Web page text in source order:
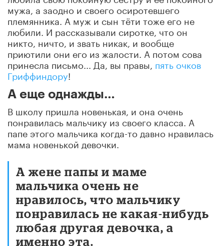
мужа, а заодно и своего осиротевшего
племянника. А муж и сын тёти тоже его не
любили. И рассказывали сиротке, что он
никто, ничто, и звать никак, и вообще
приютили они его из жалости. А потом сова
принесла письмо... Да, вы правы, пять очков
Гриффиндору!
А еще однажды…
В школу пришла новенькая, и она очень
понравилась мальчику из своего класса. А
папе этого мальчика когда-то давно нравилась
мама новенькой девочки.
А жене папы и маме
мальчика очень не
нравилось, что мальчику
понравилась не какая-нибудь
любая другая девочка, а
именно эта.